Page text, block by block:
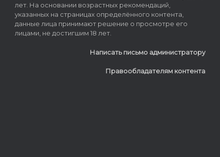
лет. На основании возрастных рекомендаций,
указанных на страницах определённого контента,
данные лица принимают решение о просмотре его
лицами, не достигшим 18 лет.
Написать письмо администратору
Правообладателям контента